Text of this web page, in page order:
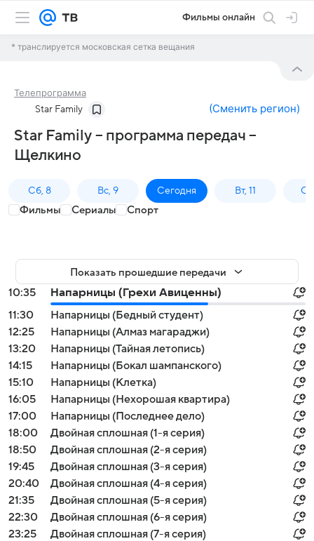
Фильмы онлайн
* транслируется московская сетка вещания
Телепрограмма
Star Family (Сменить регион)
Star Family – программа передач –
Щелкино
Сб, 8 Вс, 9 Сегодня Вт, 11
Фильмы Сериалы Спорт
Показать прошедшие передачи
10:35
Напарницы (Грехи Авиценны)
11:30
Напарницы (Бедный студент)
12:25
Напарницы (Алмаз магараджи)
13:20
Напарницы (Тайная летопись)
14:15
Напарницы (Бокал шампанского)
15:10
Напарницы (Клетка)
16:05
Напарницы (Нехорошая квартира)
17:00
Напарницы (Последнее дело)
18:00
Двойная сплошная (1-я серия)
18:50
Двойная сплошная (2-я серия)
19:45
Двойная сплошная (3-я серия)
20:40
Двойная сплошная (4-я серия)
21:35
Двойная сплошная (5-я серия)
22:30
Двойная сплошная (6-я серия)
23:25
Двойная сплошная (7-я серия)